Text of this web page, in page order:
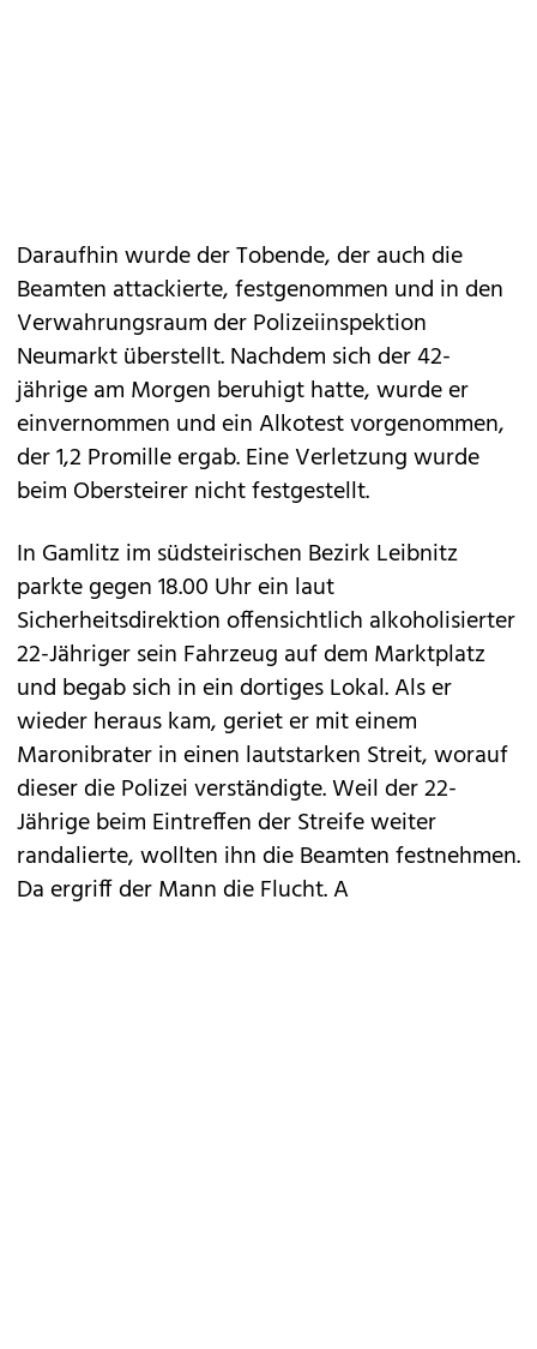
Daraufhin wurde der Tobende, der auch die
Beamten attackierte, festgenommen und in den
Verwahrungsraum der Polizeiinspektion
Neumarkt überstellt. Nachdem sich der 42-
jährige am Morgen beruhigt hatte, wurde er
einvernommen und ein Alkotest vorgenommen,
der 1,2 Promille ergab. Eine Verletzung wurde
beim Obersteirer nicht festgestellt.
In Gamlitz im südsteirischen Bezirk Leibnitz
parkte gegen 18.00 Uhr ein laut
Sicherheitsdirektion offensichtlich alkoholisierter
22-Jähriger sein Fahrzeug auf dem Marktplatz
und begab sich in ein dortiges Lokal. Als er
wieder heraus kam, geriet er mit einem
Maronibrater in einen lautstarken Streit, worauf
dieser die Polizei verständigte. Weil der 22-
Jährige beim Eintreffen der Streife weiter
randalierte, wollten ihn die Beamten festnehmen.
Da ergriff der Mann die Flucht. A